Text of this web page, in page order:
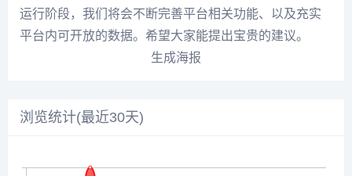
运行阶段，我们将会不断完善平台相关功能、以及充实
平台内可开放的数据。希望大家能提出宝贵的建议。
生成海报
浏览统计(最近30天)